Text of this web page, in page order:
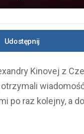
Udostępnij
Kinovej z
po raz kolejny, a